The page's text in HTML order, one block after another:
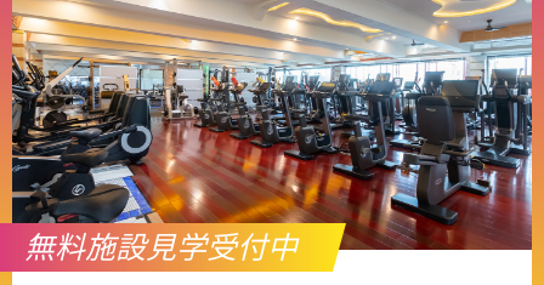
無料施設見学受付中